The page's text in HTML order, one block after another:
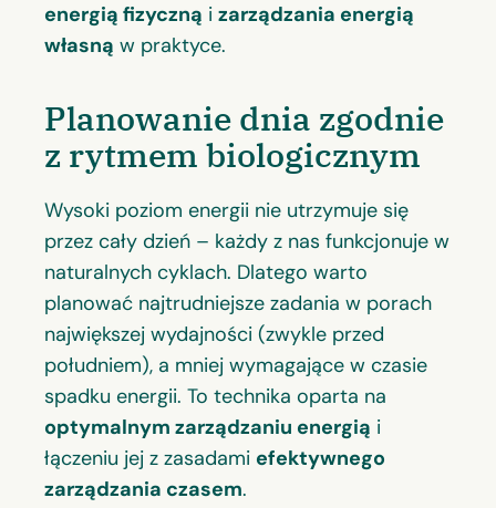
energią fizyczną i zarządzania energią
własną w praktyce.
Planowanie dnia zgodnie
z rytmem biologicznym
Wysoki poziom energii nie utrzymuje się
przez cały dzień – każdy z nas funkcjonuje w
naturalnych cyklach. Dlatego warto
planować najtrudniejsze zadania w porach
największej wydajności (zwykle przed
południem), a mniej wymagające w czasie
spadku energii. To technika oparta na
optymalnym zarządzaniu energią i
łączeniu jej z zasadami efektywnego
zarządzania czasem.